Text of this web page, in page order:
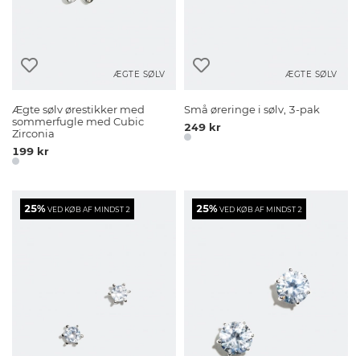
ÆGTE SØLV
Ægte sølv ørestikker med
sommerfugle med Cubic
Zirconia
199 kr
ÆGTE SØLV
Små øreringe i sølv, 3-pak
249 kr
25%VED KØB AF MINDST 2 25%VED KØB AF MINDST 2